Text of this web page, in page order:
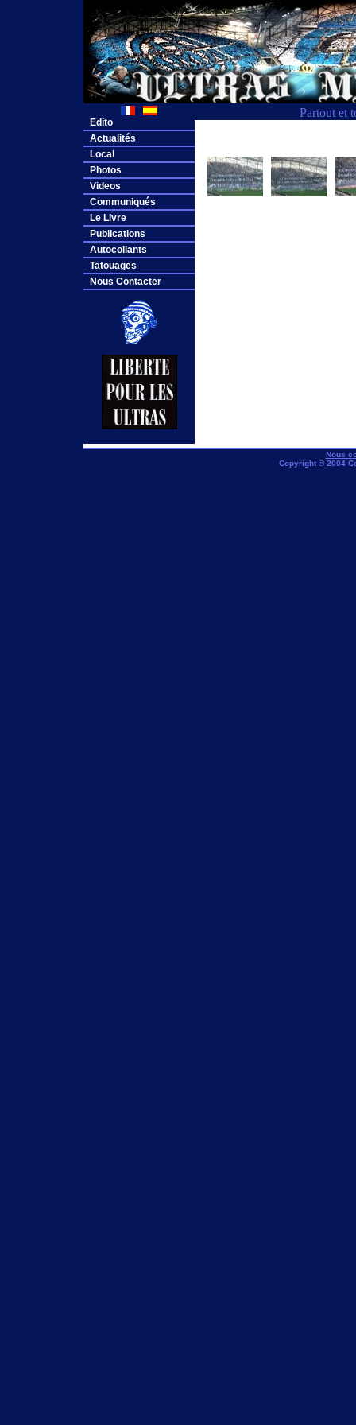
Partout et
Edito
Actualités
Local
Photos
Videos
Communiqués
Le Livre
Publications
Autocollants
Tatouages
Nous Contacter
Nous
Copyright © 2004